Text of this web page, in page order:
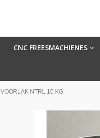
CNC FREESMACHIENES
VOORLAK NTRL 10 KG